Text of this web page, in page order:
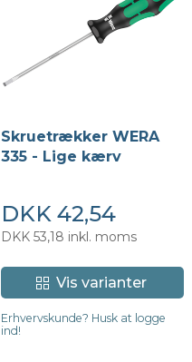
Skruetrækker WERA
335 - Lige kærv
DKK 42,54
DKK 53,18 inkl. moms
Vis varianter
Erhvervskunde? Husk at logge
ind!